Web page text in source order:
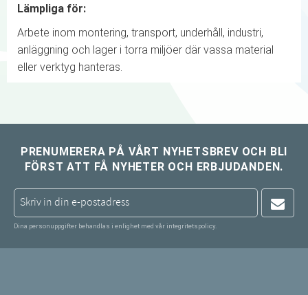
Lämpliga för:
Arbete inom montering, transport, underhåll, industri,
anläggning och lager i torra miljöer där vassa material
eller verktyg hanteras.
PRENUMERERA PÅ VÅRT NYHETSBREV OCH BLI
FÖRST ATT FÅ NYHETER OCH ERBJUDANDEN.
Dina personuppgifter behandlas i enlighet med vår integritetspolicy.